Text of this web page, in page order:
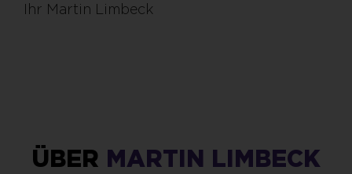
Ihr Martin Limbeck
ÜBER MARTIN LIMBECK